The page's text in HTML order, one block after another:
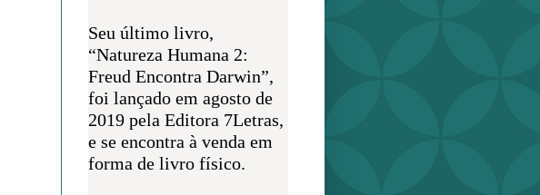
Seu último livro,
“Natureza Humana 2:
Freud Encontra Darwin”,
foi lançado em agosto de
2019 pela Editora 7Letras,
e se encontra à venda em
forma de livro físico.